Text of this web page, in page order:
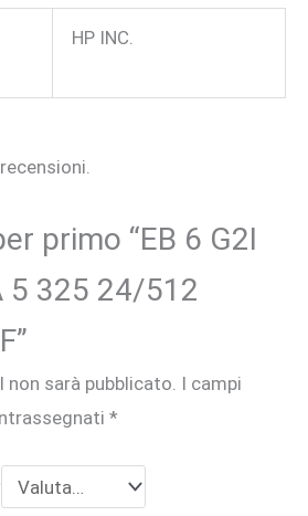
HP INC.
primo “EB 6 G2I
5 325 24/512
sarà pubblicato. I campi
*